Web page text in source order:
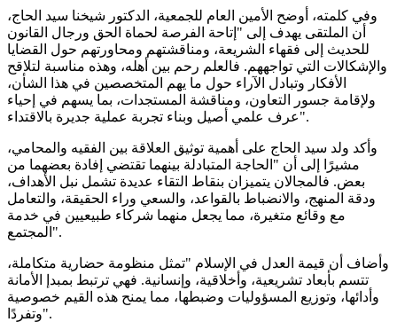
وفي كلمته، أوضح الأمين العام للجمعية، الدكتور شيخنا سيد الحاج،
أن الملتقى يهدف إلى "إتاحة الفرصة لحماة الحق ورجال القانون
للحديث إلى فقهاء الشريعة، ومناقشتهم ومحاورتهم حول القضايا
والإشكالات التي تواجههم. فالعلم رحم بين أهله، وهذه مناسبة لتلاقح
الأفكار وتبادل الآراء حول ما يهم المتخصصين في هذا الشأن،
ولإقامة جسور التعاون، ومناقشة المستجدات، بما يسهم في إحياء
عرف علمي أصيل وبناء تجربة عملية جديرة بالاقتداء".
وأكد ولد سيد الحاج على أهمية توثيق العلاقة بين الفقيه والمحامي،
مشيرًا إلى أن "الحاجة المتبادلة بينهما تقتضي إفادة بعضهما من
بعض. فالمجالان يتميزان بنقاط التقاء عديدة تشمل نبل الأهداف،
ودقة المنهج، والانضباط بالقواعد، والسعي وراء الحقيقة، والتعامل
مع وقائع متغيرة، مما يجعل منهما شركاء طبيعيين في خدمة
المجتمع".
وأضاف أن قيمة العدل في الإسلام "تمثل منظومة حضارية متكاملة،
تتسم بأبعاد تشريعية، وأخلاقية، وإنسانية. فهي ترتبط بمبدإ الأمانة
وأدائها، وتوزيع المسؤوليات وضبطها، مما يمنح هذه القيم خصوصية
وتفردًا".